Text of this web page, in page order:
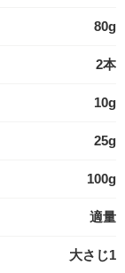
80g
2本
10g
25g
100g
適量
大さじ1